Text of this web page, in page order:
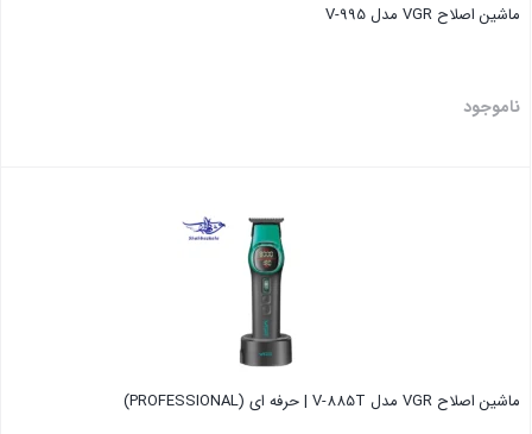
ماشین اصلاح VGR مدل V-995
ناموجود
ماشین اصلاح VGR مدل V‑885T | حرفه ای (PROFESSIONAL)